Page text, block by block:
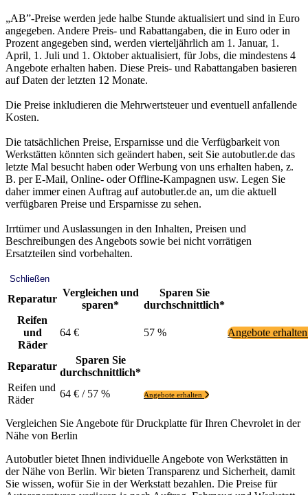
„AB”-Preise werden jede halbe Stunde aktualisiert und sind in Euro
angegeben. Andere Preis- und Rabattangaben, die in Euro oder in
Prozent angegeben sind, werden vierteljährlich am 1. Januar, 1.
April, 1. Juli und 1. Oktober aktualisiert, für Jobs, die mindestens 4
Angebote erhalten haben. Diese Preis- und Rabattangaben basieren
auf Daten der letzten 12 Monate.
Die Preise inkludieren die Mehrwertsteuer und eventuell anfallende
Kosten.
Die tatsächlichen Preise, Ersparnisse und die Verfügbarkeit von
Werkstätten könnten sich geändert haben, seit Sie autobutler.de das
letzte Mal besucht haben oder Werbung von uns erhalten haben, z.
B. per E-Mail, Online- oder Offline-Kampagnen usw. Legen Sie
daher immer einen Auftrag auf autobutler.de an, um die aktuell
verfügbaren Preise und Ersparnisse zu sehen.
Irrtümer und Auslassungen in den Inhalten, Preisen und
Beschreibungen des Angebots sowie bei nicht vorrätigen
Ersatzteilen sind vorbehalten.
Schließen
Reparatur
Vergleichen und
sparen*
Sparen Sie
durchschnittlich*
Reifen
und
Räder
64 € 57 % Angebote
Reparatur
Sparen Sie
durchschnittlich*
Reifen und
Räder
64 € / 57 % Angebote erhalten
Vergleichen Sie Angebote für Druckplatte für Ihren Chevrolet in der
Nähe von Berlin
Autobutler bietet Ihnen individuelle Angebote von Werkstätten in
der Nähe von Berlin. Wir bieten Transparenz und Sicherheit, damit
Sie wissen, wofür Sie in der Werkstatt bezahlen. Die Preise für